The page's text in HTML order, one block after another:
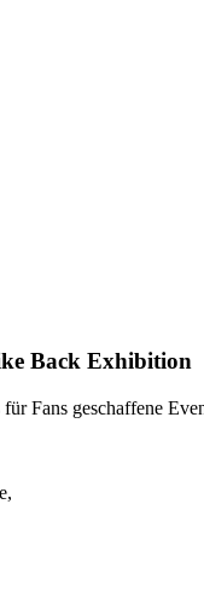
Back Exhibition
Fans geschaffene